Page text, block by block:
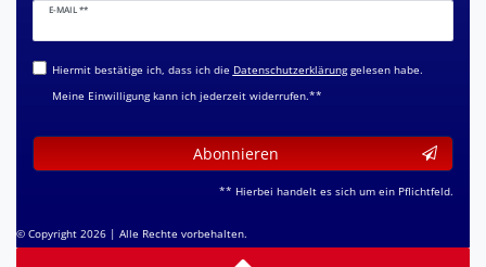
E-MAIL **
Newsletter
Honig
Hiermit bestätige ich, dass ich die Daten­schutz­erklärunggelesen habe.
Meine Einwilligung kann ich jederzeit widerrufen.**
Abonnieren
** Hierbei handelt es sich um ein Pflichtfeld.
© Copyright 2026 | Alle Rechte vorbehalten.